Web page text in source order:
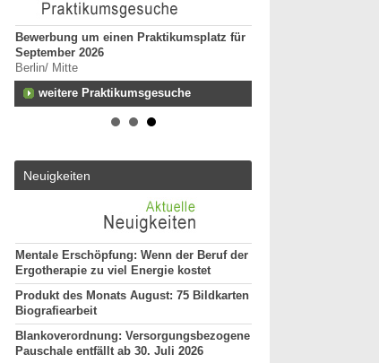
Bewerbung um einen Praktikumsplatz für
September 2026
Berlin/ Mitte
weitere Praktikumsgesuche
Neuigkeiten
Mentale Erschöpfung: Wenn der Beruf der
Ergotherapie zu viel Energie kostet
Produkt des Monats August: 75 Bildkarten
Biografiearbeit
Blankoverordnung: Versorgungsbezogene
Pauschale entfällt ab 30. Juli 2026